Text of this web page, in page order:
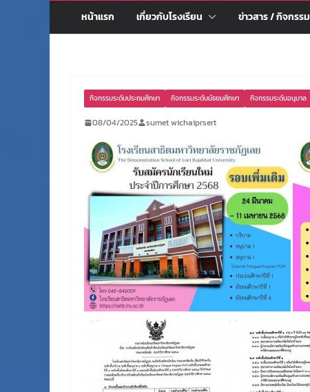
หน้าแรก เกี่ยวกับโรงเรียน ข่าวสาร / กิจกรรม
กิจกรรมระดับประถมศึกษา กิจกรรมระดับมัธยมศึกษา กิจกรรมระดับอนุบาล
08/04/2025 sumet wichaiprsert